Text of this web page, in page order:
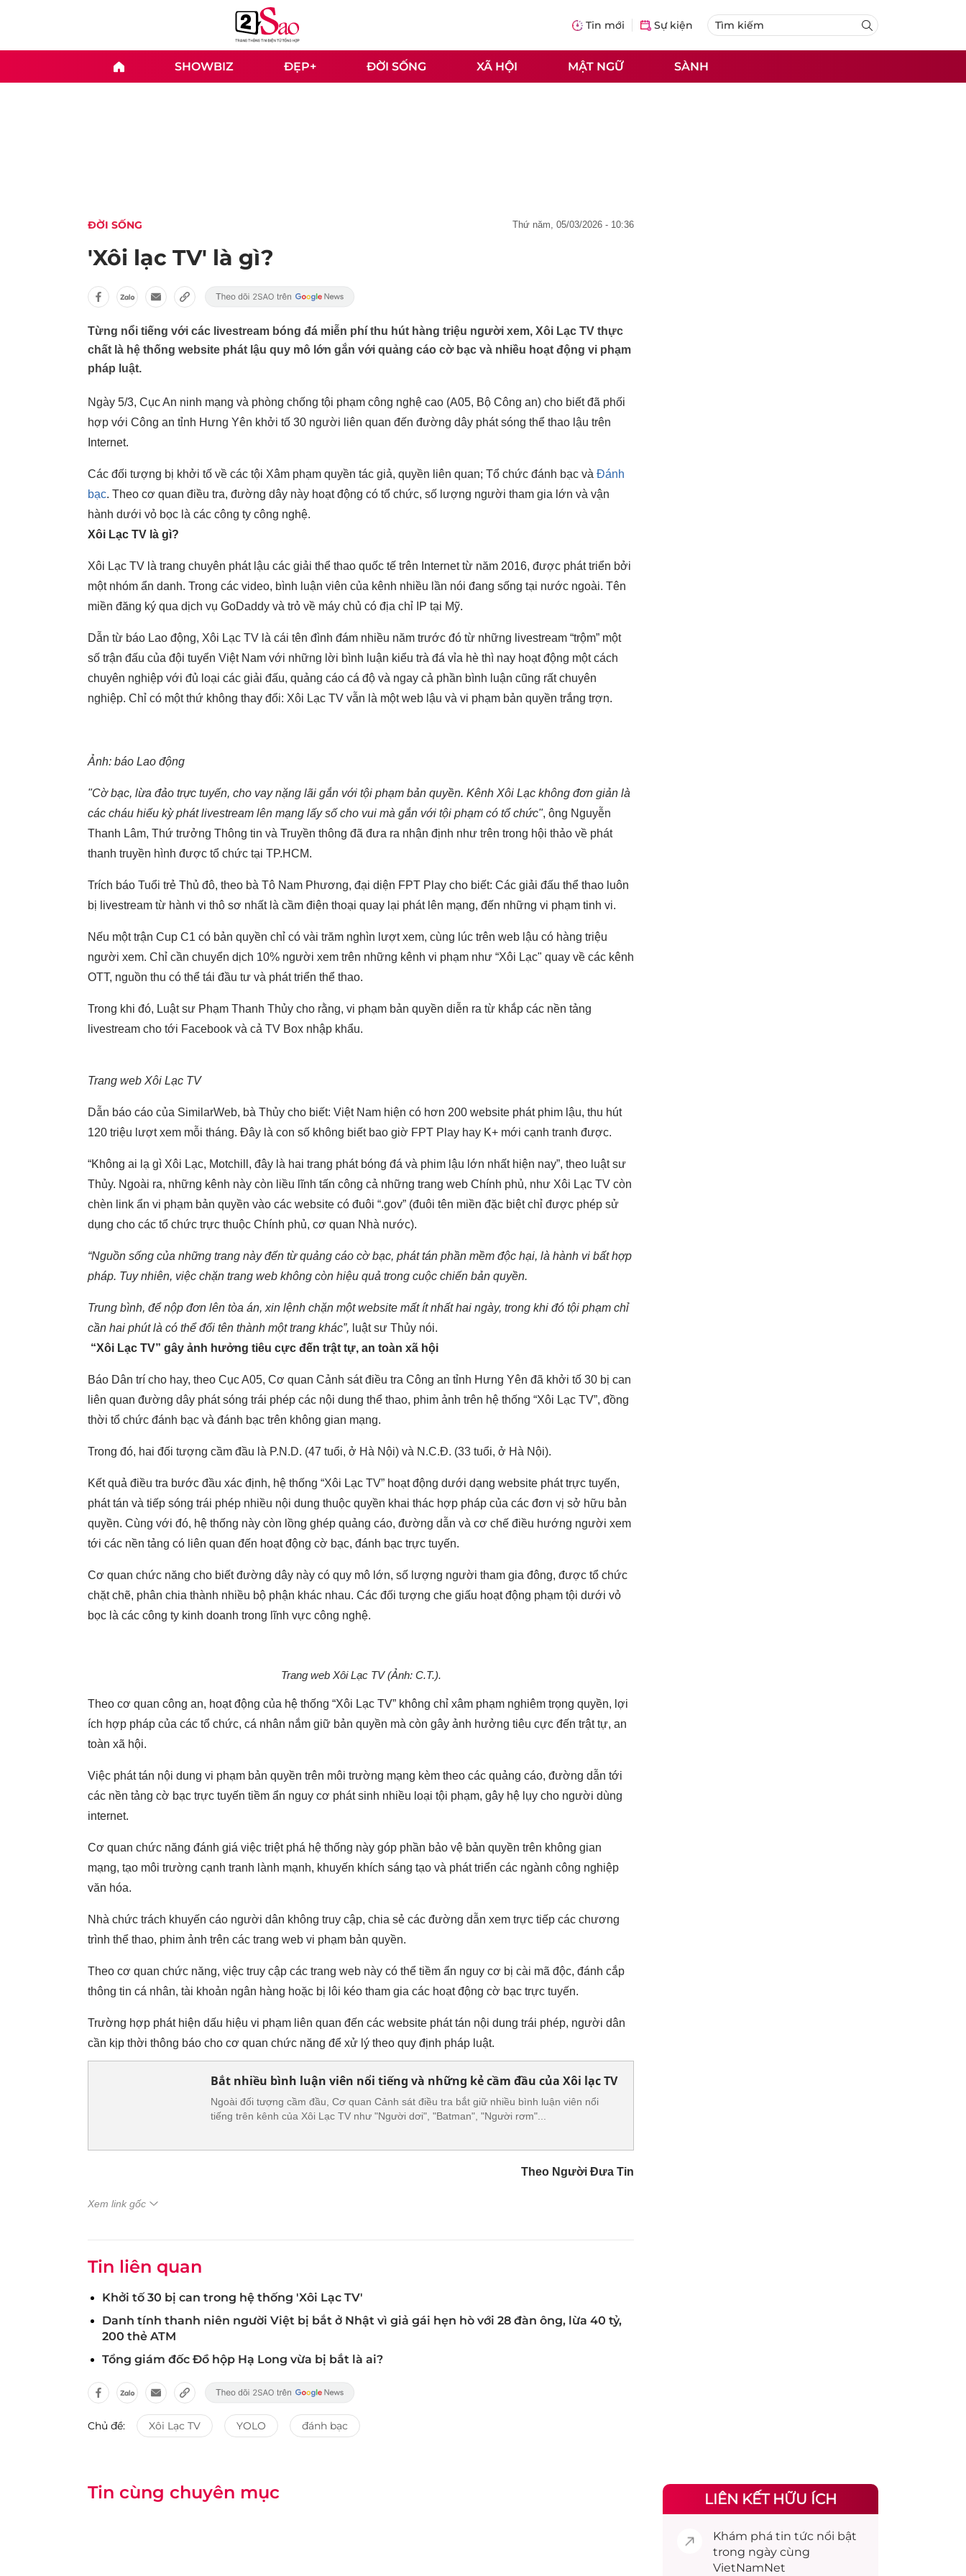
Tin mới Sự kiện
SHOWBIZ ĐẸP+ ĐỜI SỐNG XÃ HỘI MẬT NGỮ SÀNH
ĐỜI SỐNG thứ năm, 05/03/2026 - 10:36
'Xôi lạc TV' là gì?
Từng nổi tiếng với các livestream bóng đá miễn phí thu hút hàng triệu người xem, Xôi Lạc TV thực
chất là hệ thống website phát lậu quy mô lớn gắn với quảng cáo cờ bạc và nhiều hoạt động vi phạm
pháp luật.
Ngày 5/3, Cục An ninh mạng và phòng chống tội phạm công nghệ cao (A05, Bộ Công an) cho biết đã phối
hợp với Công an tỉnh Hưng Yên khởi tố 30 người liên quan đến đường dây phát sóng thể thao lậu trên
Internet.
Các đối tượng bị khởi tố về các tội Xâm phạm quyền tác giả, quyền liên quan; Tổ chức đánh bạc và Đánh
bạc. Theo cơ quan điều tra, đường dây này hoạt động có tổ chức, số lượng người tham gia lớn và vận
hành dưới vỏ bọc là các công ty công nghệ.
Xôi Lạc TV là gì?
Xôi Lạc TV là trang chuyên phát lậu các giải thể thao quốc tế trên Internet từ năm 2016, được phát triển bởi
một nhóm ẩn danh. Trong các video, bình luận viên của kênh nhiều lần nói đang sống tại nước ngoài. Tên
miền đăng ký qua dịch vụ GoDaddy và trỏ về máy chủ có địa chỉ IP tại Mỹ.
Dẫn từ báo Lao động, Xôi Lạc TV là cái tên đình đám nhiều năm trước đó từ những livestream “trộm” một
số trận đấu của đội tuyển Việt Nam với những lời bình luận kiểu trà đá vỉa hè thì nay hoạt động một cách
chuyên nghiệp với đủ loại các giải đấu, quảng cáo cá độ và ngay cả phần bình luận cũng rất chuyên
nghiệp. Chỉ có một thứ không thay đổi: Xôi Lạc TV vẫn là một web lậu và vi phạm bản quyền trắng trợn.
Ảnh: báo Lao động
"Cờ bạc, lừa đảo trực tuyến, cho vay nặng lãi gắn với tội phạm bản quyền. Kênh Xôi Lạc không đơn giản là
các cháu hiếu kỳ phát livestream lên mạng lấy số cho vui mà gắn với tội phạm có tổ chức", ông Nguyễn
Thanh Lâm, Thứ trưởng Thông tin và Truyền thông đã đưa ra nhận định như trên trong hội thảo về phát
thanh truyền hình được tổ chức tại TP.HCM.
Trích báo Tuổi trẻ Thủ đô, theo bà Tô Nam Phương, đại diện FPT Play cho biết: Các giải đấu thể thao luôn
bị livestream từ hành vi thô sơ nhất là cầm điện thoại quay lại phát lên mạng, đến những vi phạm tinh vi.
Nếu một trận Cup C1 có bản quyền chỉ có vài trăm nghìn lượt xem, cùng lúc trên web lậu có hàng triệu
người xem. Chỉ cần chuyển dịch 10% người xem trên những kênh vi phạm như “Xôi Lạc" quay về các kênh
OTT, nguồn thu có thể tái đầu tư và phát triển thể thao.
Trong khi đó, Luật sư Phạm Thanh Thủy cho rằng, vi phạm bản quyền diễn ra từ khắp các nền tảng
livestream cho tới Facebook và cả TV Box nhập khẩu.
Trang web Xôi Lạc TV
Dẫn báo cáo của SimilarWeb, bà Thủy cho biết: Việt Nam hiện có hơn 200 website phát phim lậu, thu hút
120 triệu lượt xem mỗi tháng. Đây là con số không biết bao giờ FPT Play hay K+ mới cạnh tranh được.
“Không ai lạ gì Xôi Lạc, Motchill, đây là hai trang phát bóng đá và phim lậu lớn nhất hiện nay”, theo luật sư
Thủy. Ngoài ra, những kênh này còn liều lĩnh tấn công cả những trang web Chính phủ, như Xôi Lạc TV còn
chèn link ẩn vi phạm bản quyền vào các website có đuôi “.gov” (đuôi tên miền đặc biệt chỉ được phép sử
dụng cho các tổ chức trực thuộc Chính phủ, cơ quan Nhà nước).
“Nguồn sống của những trang này đến từ quảng cáo cờ bạc, phát tán phần mềm độc hại, là hành vi bất hợp
pháp. Tuy nhiên, việc chặn trang web không còn hiệu quả trong cuộc chiến bản quyền.
Trung bình, để nộp đơn lên tòa án, xin lệnh chặn một website mất ít nhất hai ngày, trong khi đó tội phạm chỉ
cần hai phút là có thể đổi tên thành một trang khác”, luật sư Thủy nói.
“Xôi Lạc TV” gây ảnh hưởng tiêu cực đến trật tự, an toàn xã hội
Báo Dân trí cho hay, theo Cục A05, Cơ quan Cảnh sát điều tra Công an tỉnh Hưng Yên đã khởi tố 30 bị can
liên quan đường dây phát sóng trái phép các nội dung thể thao, phim ảnh trên hệ thống “Xôi Lạc TV”, đồng
thời tổ chức đánh bạc và đánh bạc trên không gian mạng.
Trong đó, hai đối tượng cầm đầu là P.N.D. (47 tuổi, ở Hà Nội) và N.C.Đ. (33 tuổi, ở Hà Nội).
Kết quả điều tra bước đầu xác định, hệ thống “Xôi Lạc TV” hoạt động dưới dạng website phát trực tuyến,
phát tán và tiếp sóng trái phép nhiều nội dung thuộc quyền khai thác hợp pháp của các đơn vị sở hữu bản
quyền. Cùng với đó, hệ thống này còn lồng ghép quảng cáo, đường dẫn và cơ chế điều hướng người xem
tới các nền tảng có liên quan đến hoạt động cờ bạc, đánh bạc trực tuyến.
Cơ quan chức năng cho biết đường dây này có quy mô lớn, số lượng người tham gia đông, được tổ chức
chặt chẽ, phân chia thành nhiều bộ phận khác nhau. Các đối tượng che giấu hoạt động phạm tội dưới vỏ
bọc là các công ty kinh doanh trong lĩnh vực công nghệ.
Trang web Xôi Lạc TV (Ảnh: C.T.).
Theo cơ quan công an, hoạt động của hệ thống “Xôi Lạc TV” không chỉ xâm phạm nghiêm trọng quyền, lợi
ích hợp pháp của các tổ chức, cá nhân nắm giữ bản quyền mà còn gây ảnh hưởng tiêu cực đến trật tự, an
toàn xã hội.
Việc phát tán nội dung vi phạm bản quyền trên môi trường mạng kèm theo các quảng cáo, đường dẫn tới
các nền tảng cờ bạc trực tuyến tiềm ẩn nguy cơ phát sinh nhiều loại tội phạm, gây hệ lụy cho người dùng
internet.
Cơ quan chức năng đánh giá việc triệt phá hệ thống này góp phần bảo vệ bản quyền trên không gian
mạng, tạo môi trường cạnh tranh lành mạnh, khuyến khích sáng tạo và phát triển các ngành công nghiệp
văn hóa.
Nhà chức trách khuyến cáo người dân không truy cập, chia sẻ các đường dẫn xem trực tiếp các chương
trình thể thao, phim ảnh trên các trang web vi phạm bản quyền.
Theo cơ quan chức năng, việc truy cập các trang web này có thể tiềm ẩn nguy cơ bị cài mã độc, đánh cắp
thông tin cá nhân, tài khoản ngân hàng hoặc bị lôi kéo tham gia các hoạt động cờ bạc trực tuyến.
Trường hợp phát hiện dấu hiệu vi phạm liên quan đến các website phát tán nội dung trái phép, người dân
cần kịp thời thông báo cho cơ quan chức năng để xử lý theo quy định pháp luật.
Bắt nhiều bình luận viên nổi tiếng và những kẻ cầm đầu của Xôi lạc TV
Ngoài đối tượng cầm đầu, Cơ quan Cảnh sát điều tra bắt giữ nhiều bình luận viên nổi
tiếng trên kênh của Xôi Lạc TV như "Người dơi", "Batman", "Người rơm"...
Theo Người Đưa Tin
Xem link gốc
Tin liên quan
Khởi tố 30 bị can trong hệ thống 'Xôi Lạc TV'
Danh tính thanh niên người Việt bị bắt ở Nhật vì giả gái hẹn hò với 28 đàn ông, lừa 40 tỷ,
200 thẻ ATM
Tổng giám đốc Đồ hộp Hạ Long vừa bị bắt là ai?
Chủ đề: Xôi Lạc TV YOLO đánh bạc
Tin cùng chuyên mục LIÊN KẾT HỮU ÍCH
Khám phá tin tức nổi bật
trong ngày cùng
VietNamNet